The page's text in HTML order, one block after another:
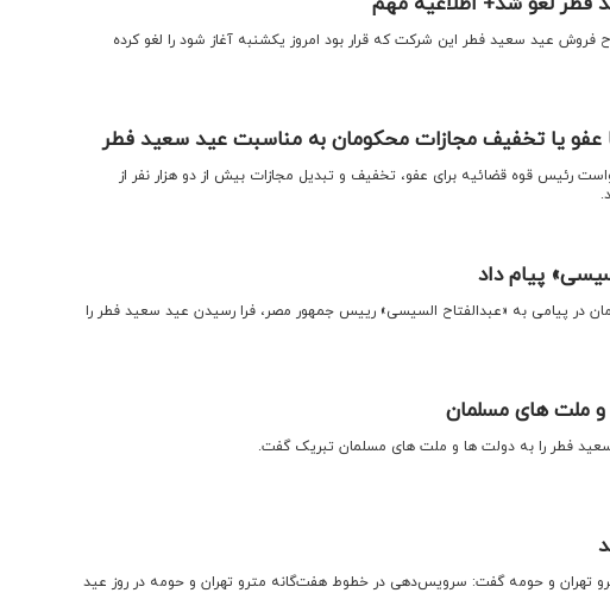
فروش عید سعید فطر این شرکت که قرار بود امروز یکشنبه آغاز شود را لغو کرده
عفو یا تخفیف مجازات محکومان به مناسبت عید سعید فطر
رئیس قوه قضائیه برای عفو، تخفیف و تبدیل مجازات بیش از دو هزار نفر از
پیام داد
در پیامی به «عبدالفتاح السیسی» رییس جمهور مصر، فرا رسیدن عید سعید فطر را
و ملت های مسلمان
فطر را به دولت ها و ملت های مسلمان تبریک گفت.
تهران و حومه گفت: سرویس‌دهی در خطوط هفت‌گانه مترو تهران و حومه در روز عید